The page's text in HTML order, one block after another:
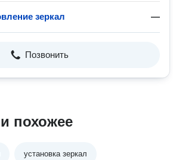
зеркал —
Позвонить
похожее
установка зеркал